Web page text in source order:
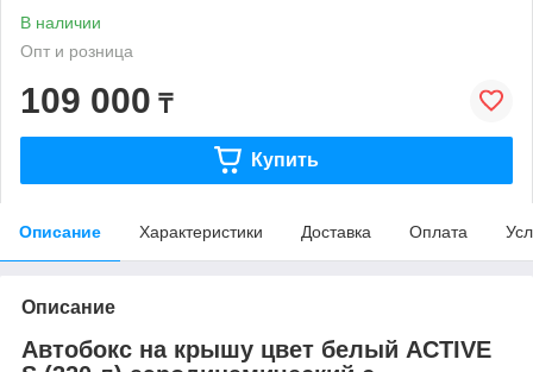
В наличии
Опт и розница
109 000 ₸
Купить
Описание Характеристики Доставка Оплата
Описание
Автобокс на крышу цвет белый ACTIVE